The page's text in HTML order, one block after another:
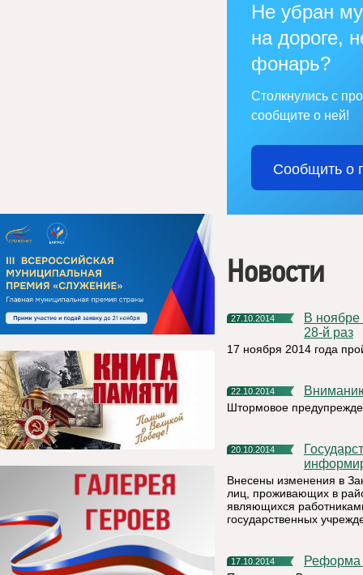
Не убран
на дороге,
фонарь?
Столкнулись с
сообщите о ней!
Сообщить о
Новости
27.10.2014
В ноябре Совет МР "Княжпогостский" 4 созыва соберётся в
28-й раз
17 ноября 2014 года
22.10.2014
Штормовое
20.10.2014
Государственная инспекция труда в Республике Коми
Внесены изменения в
лиц, проживающих в
являющихся
государственных
17.10.2014